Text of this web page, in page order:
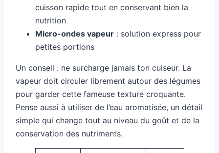
cuisson rapide tout en conservant bien la
nutrition
Micro-ondes vapeur : solution express pour
petites portions
Un conseil : ne surcharge jamais ton cuiseur. La
vapeur doit circuler librement autour des légumes
pour garder cette fameuse texture croquante.
Pense aussi à utiliser de l’eau aromatisée, un détail
simple qui change tout au niveau du goût et de la
conservation des nutriments.